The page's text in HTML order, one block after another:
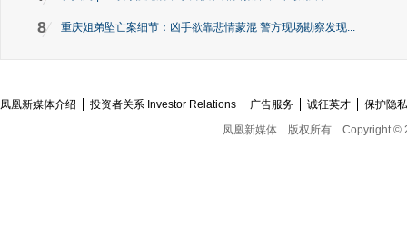
8 重庆姐弟坠亡案细节：凶手欲靠悲情蒙混 警方现场勘察发现...
凤凰新媒体介绍 投资者关系 Investor Relations 广告服务 诚征英才
保护隐
凤凰新媒体
版权所有 Copyright ©